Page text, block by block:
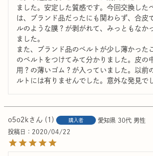
ました。安定した質感です。今回交換した
は、ブランド品だったにも関わらず、合皮
ルのような膜？が剥がれて、みっともなか
ました。
また、ブランド品のベルトが少し薄かった
のベルトをつけてみて分かりました。皮の
用？の薄いゴム？が入っていました。以前
ルトには有りませんでした。意外な発見で
o5o2k 1 購入者 愛知県 30代 男性
投稿日
2020/04/22